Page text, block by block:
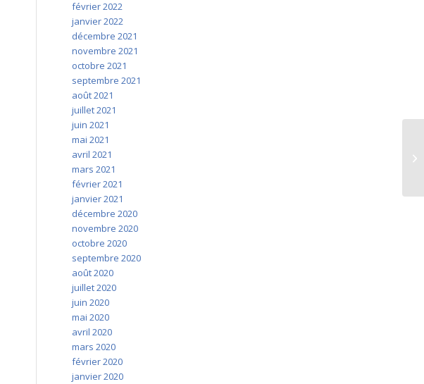
février 2022
janvier 2022
décembre 2021
novembre 2021
octobre 2021
septembre 2021
août 2021
juillet 2021
juin 2021
mai 2021
avril 2021
mars 2021
février 2021
janvier 2021
décembre 2020
novembre 2020
octobre 2020
septembre 2020
août 2020
juillet 2020
juin 2020
mai 2020
avril 2020
mars 2020
février 2020
janvier 2020